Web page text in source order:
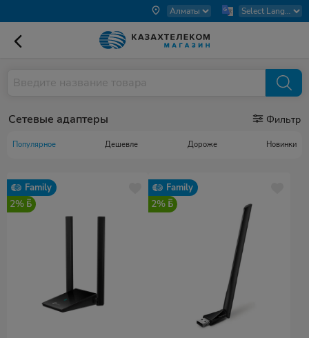
Сетевые адаптеры Фильтр
Популярное Дешевле Дороже Новинки
Family
2%
Family
2%